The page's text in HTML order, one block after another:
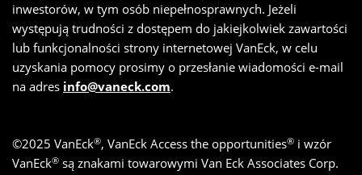
inwestorów, w tym osób niepełnosprawnych. Jeżeli
występują trudności z dostępem do jakiejkolwiek zawartości
lub funkcjonalności strony internetowej VanEck, w celu
uzyskania pomocy prosimy o przesłanie wiadomości e-mail
na adres info@vaneck.com.
©2025 VanEck®, VanEck Access the opportunities® i wzór
VanEck® są znakami towarowymi Van Eck Associates Corp.